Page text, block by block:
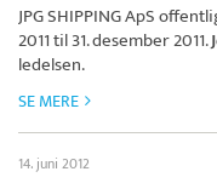
JPG SHIPPING ApS
2011 til 31. desember 2011.
ledelsen.
SE MERE
14. juni 2012